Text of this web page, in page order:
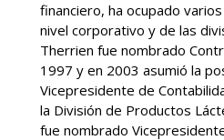
financiero, ha ocupado
nivel corporativo y de las
Therrien fue nombrado
1997 y en 2003 asumió la
Vicepresidente de
la División de Productos
fue nombrado